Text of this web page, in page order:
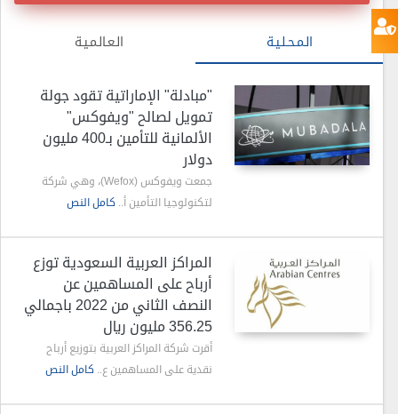
الـمـحـلـيـة الـعـالـمـيـة
"مبادلة" الإماراتية تقود جولة
تمويل لصالح "ويفوكس"
الألمانية للتأمين بـ400 مليون
دولار
جمعت ويفوكس (Wefox)، وهي شركة
لتكنولوجيا التأمين أ.. كامل النص
المراكز العربية السعودية توزع
أرباح على المساهمين عن
النصف الثاني من 2022 باجمالي
356.25 مليون ريال
أقرت شركة المراكز العربية بتوزيع أرباح
نقدية على المساهمين ع.. كامل النص